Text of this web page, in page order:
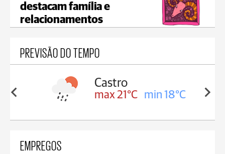
destacam família e
relacionamentos
PREVISÃO DO TEMPO
18°C
Castro
max 21°C min 18°C
EMPREGOS